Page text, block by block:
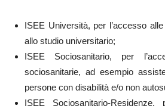
ISEE Università, per l’accesso
allo studio universitario;
ISEE Sociosanitario, per
sociosanitarie, ad esempio
persone con disabilità e/o non
ISEE Sociosanitario-